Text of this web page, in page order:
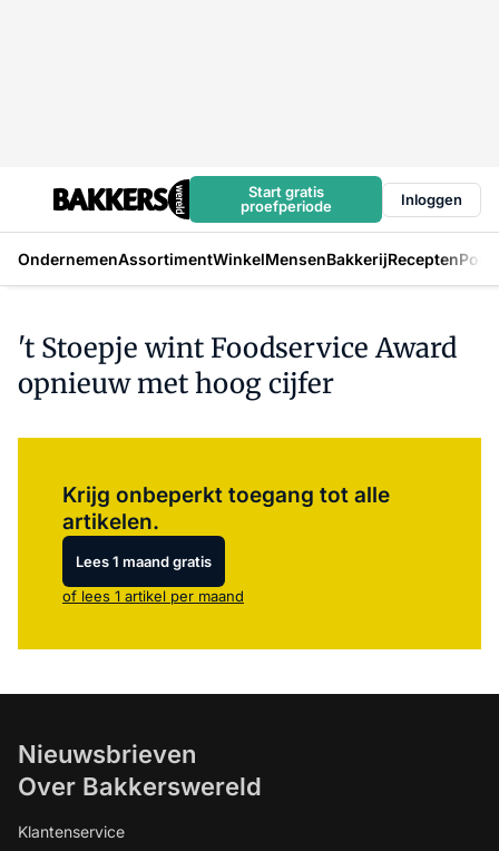
Start gratis
proefperiode
Inloggen
OndernemenAssortimentWinkelMensenBakkerijRecepten
't Stoepje wint Foodservice Award
opnieuw met hoog cijfer
Krijg onbeperkt toegang tot alle
artikelen.
Lees 1 maand gratis
of lees 1 artikel per maand
Nieuwsbrieven
Over Bakkerswereld
Klantenservice